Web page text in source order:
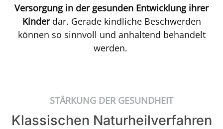
Versorgung in der gesunden Entwicklung ihrer
Kinderdar. Gerade kindliche Beschwerden
können so sinnvoll und anhaltend behandelt
werden.
STÄRKUNG DER GESUNDHEIT
Klassischen Naturheilverfahren